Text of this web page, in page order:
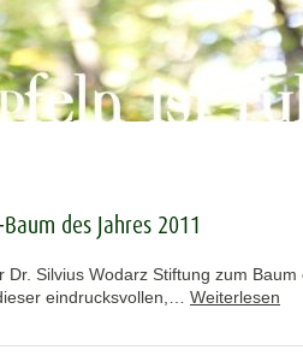
des Jahres 2011
Dr. Silvius Wodarz Stiftung zum Baum
eindrucksvollen,… Weiterlesen